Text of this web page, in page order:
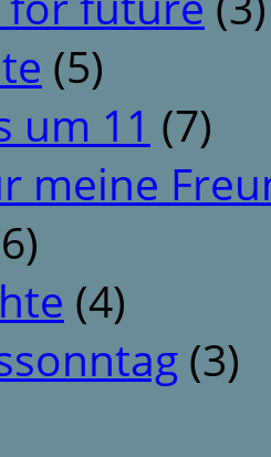
(5)
um 11 (7)
meine
(4)
(3)